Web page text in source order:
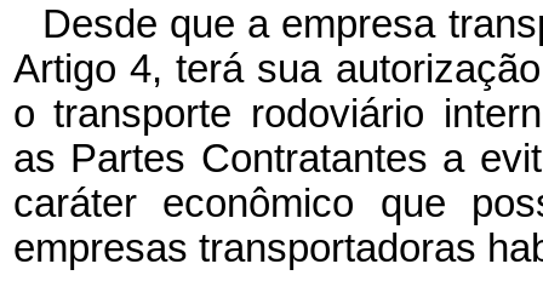
Desde que a empresa
Artigo 4, terá sua
o transporte rodoviário
as Partes Contratantes a
caráter econômico que
empresas transportadoras